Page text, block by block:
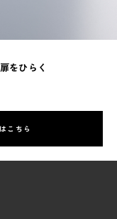
をひらく
こちら